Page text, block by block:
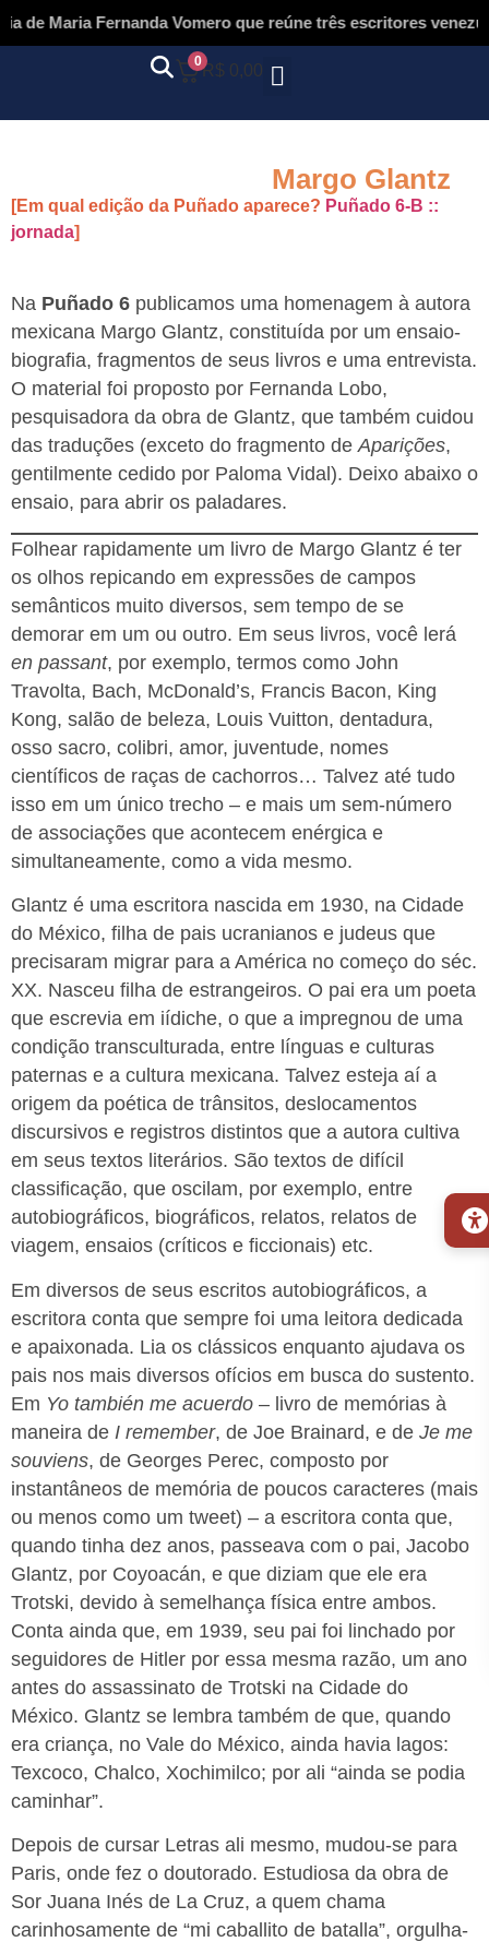
Maria Fernanda Vomero que reúne três escritores
0R$ 0,00
Margo Glantz
[Em qual edição da Puñado aparece? Puñado 6-B ::
jornada]
Na Puñado 6 publicamos uma homenagem à autora
mexicana Margo Glantz, constituída por um ensaio-
biografia, fragmentos de seus livros e uma entrevista.
O material foi proposto por Fernanda Lobo,
pesquisadora da obra de Glantz, que também cuidou
das traduções (exceto do fragmento deAparições,
gentilmente cedido por Paloma Vidal). Deixo abaixo o
ensaio, para abrir os paladares.
Folhear rapidamente um livro de Margo Glantz é ter
os olhos repicando em expressões de campos
semânticos muito diversos, sem tempo de se
demorar em um ou outro. Em seus livros, você lerá
en passant, por exemplo, termos como John
Travolta, Bach, McDonald’s, Francis Bacon, King
Kong, salão de beleza, Louis Vuitton, dentadura,
osso sacro, colibri, amor, juventude, nomes
científicos de raças de cachorros… Talvez até tudo
isso em um único trecho – e mais um sem-número
de associações que acontecem enérgica e
simultaneamente, como a vida mesmo.
Glantz é uma escritora nascida em 1930, na Cidade
do México, filha de pais ucranianos e judeus que
precisaram migrar para a América no começo do séc.
XX. Nasceu filha de estrangeiros. O pai era um poeta
que escrevia em iídiche, o que a impregnou de uma
condição transculturada, entre línguas e culturas
paternas e a cultura mexicana. Talvez esteja aí a
origem da poética de trânsitos, deslocamentos
discursivos e registros distintos que a autora cultiva
em seus textos literários. São textos de difícil
classificação, que oscilam, por exemplo, entre
autobiográficos, biográficos, relatos, relatos de
viagem, ensaios (críticos e ficcionais) etc.
Em diversos de seus escritos autobiográficos, a
escritora conta que sempre foi uma leitora dedicada
e apaixonada. Lia os clássicos enquanto ajudava os
pais nos mais diversos ofícios em busca do sustento.
Em Yo también me acuerdo – livro de memórias à
maneira de I remember, de Joe Brainard, e de Je me
souviens, de Georges Perec, composto por
instantâneos de memória de poucos caracteres (mais
ou menos como um tweet) – a escritora conta que,
quando tinha dez anos, passeava com o pai, Jacobo
Glantz, por Coyoacán, e que diziam que ele era
Trotski, devido à semelhança física entre ambos.
Conta ainda que, em 1939, seu pai foi linchado por
seguidores de Hitler por essa mesma razão, um ano
antes do assassinato de Trotski na Cidade do
México. Glantz se lembra também de que, quando
era criança, no Vale do México, ainda havia lagos:
Texcoco, Chalco, Xochimilco; por ali “ainda se podia
caminhar”.
Depois de cursar Letras ali mesmo, mudou-se para
Paris, onde fez o doutorado. Estudiosa da obra de
Sor Juana Inés de La Cruz, a quem chama
carinhosamente de “mi caballito de batalla”, orgulha-